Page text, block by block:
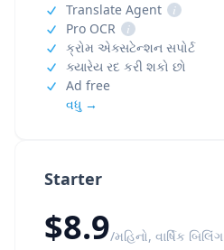
Starter
$8.9/મહિનો, વાર્ષિક બિલિંગ
Translate Agent
i
Pro OCR
i
ક્રોમ એક્સટેન્શન સપોર્ટ
ક્યારેય રદ કરી શકો છો
Ad free
વધુ →